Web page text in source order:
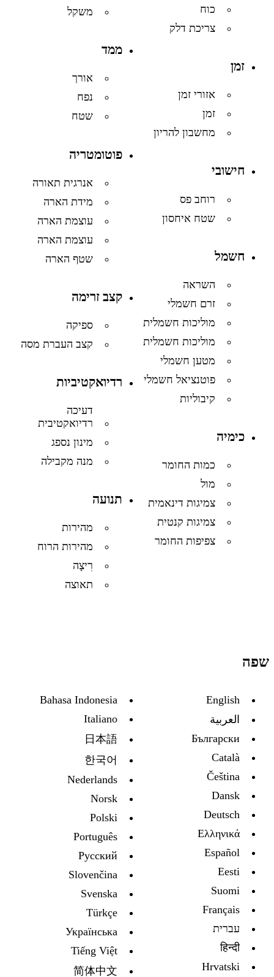
כוח
צריכת דלק
זמן
אזורי זמן
זמן
מחשבון להריון
חישובי
רוחב פס
שטח איחסון
חשמל
השראה
זרם חשמלי
מוליכות חשמלית
מוליכות חשמלית
מטען חשמלי
פוטנציאל חשמלי
קיבוליות
כימיה
כמות החומר
מול
צמיגות דינאמית
צמיגות קנטית
צפיפות החומר
משקל
ממד
אורך
נפח
שטח
פוטומטריה
אנרגית תאורה
מידת הארה
עוצמת הארה
עוצמת הארה
שטף הארה
קצב זרימה
ספיקה
קצב העברת מסה
רדיואקטיביות
דעיכה
רדיואקטיבית
מינון נספג
מנה מקבילה
תנועה
מהירות
מהירות הרוח
רִיצָה
תאוצה
שפה
English
العربية
Български
Català
Čeština
Dansk
Deutsch
Ελληνικά
Español
Eesti
Suomi
Français
עברית
हिन्दी
Hrvatski
Bahasa Indonesia
Italiano
日本語
한국어
Nederlands
Norsk
Polski
Português
Русский
Slovenčina
Svenska
Türkçe
Украïнська
Tiếng Việt
简体中文